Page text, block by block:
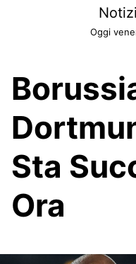
Oggi
Sta
Ora